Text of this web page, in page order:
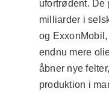
ufortrødent. De
milliarder i
og
endnu mere
åbner nye
produktion i